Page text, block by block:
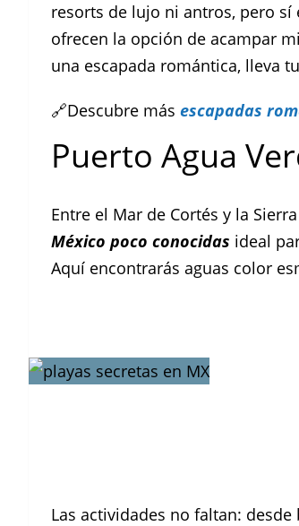
resorts de lujo ni antros, pero
ofrecen la opción de acampar
una escapada romántica, lleva
🔗Descubre más escapadas
Puerto Agua
Entre el Mar de Cortés y la
México poco conocidas ideal
Aquí encontrarás aguas color
Las actividades no faltan: